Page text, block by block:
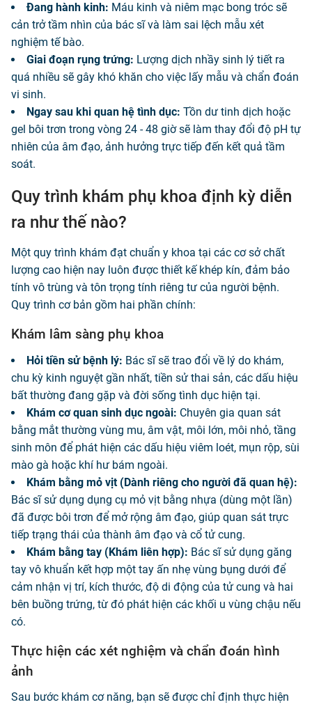
Đang hành kinh: Máu kinh và niêm mạc bong tróc sẽ
cản trở tầm nhìn của bác sĩ và làm sai lệch mẫu xét
nghiệm tế bào.
Giai đoạn rụng trứng: Lượng dịch nhầy sinh lý tiết ra
quá nhiều sẽ gây khó khăn cho việc lấy mẫu và chẩn đoán
vi sinh.
Ngay sau khi quan hệ tình dục: Tồn dư tinh dịch hoặc
gel bôi trơn trong vòng 24 - 48 giờ sẽ làm thay đổi độ pH tự
nhiên của âm đạo, ảnh hưởng trực tiếp đến kết quả tầm
soát.
Quy trình khám phụ khoa định kỳ diễn
ra như thế nào?
Một quy trình khám đạt chuẩn y khoa tại các cơ sở chất
lượng cao hiện nay luôn được thiết kế khép kín, đảm bảo
tính vô trùng và tôn trọng tính riêng tư của người bệnh.
Quy trình cơ bản gồm hai phần chính:
Khám lâm sàng phụ khoa
Hỏi tiền sử bệnh lý: Bác sĩ sẽ trao đổi về lý do khám,
chu kỳ kinh nguyệt gần nhất, tiền sử thai sản, các dấu hiệu
bất thường đang gặp và đời sống tình dục hiện tại.
Khám cơ quan sinh dục ngoài: Chuyên gia quan sát
bằng mắt thường vùng mu, âm vật, môi lớn, môi nhỏ, tầng
sinh môn để phát hiện các dấu hiệu viêm loét, mụn rộp, sùi
mào gà hoặc khí hư bám ngoài.
Khám bằng mỏ vịt (Dành riêng cho người đã quan hệ):
Bác sĩ sử dụng dụng cụ mỏ vịt bằng nhựa (dùng một lần)
đã được bôi trơn để mở rộng âm đạo, giúp quan sát trực
tiếp trạng thái của thành âm đạo và cổ tử cung.
Khám bằng tay (Khám liên hợp): Bác sĩ sử dụng găng
tay vô khuẩn kết hợp một tay ấn nhẹ vùng bụng dưới để
cảm nhận vị trí, kích thước, độ di động của tử cung và hai
bên buồng trứng, từ đó phát hiện các khối u vùng chậu nếu
có.
Thực hiện các xét nghiệm và chẩn đoán hình
ảnh
Sau bước khám cơ năng, bạn sẽ được chỉ định thực hiện